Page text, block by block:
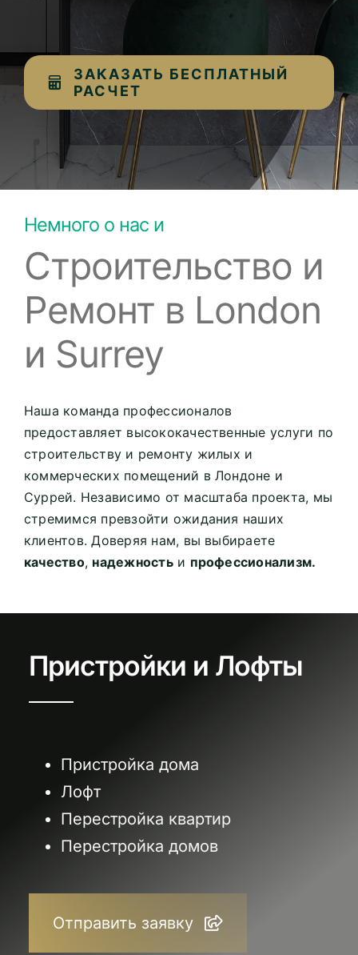
ЗАКАЗАТЬ БЕСПЛАТНЫЙ
РАСЧЕТ
Немного о нас и
Строительство и
Ремонт в London
и Surrey
Наша команда профессионалов
предоставляет высококачественные услуги по
строительству и ремонту жилых и
коммерческих помещений в Лондоне и
Суррей. Независимо от масштаба проекта, мы
стремимся превзойти ожидания наших
клиентов. Доверяя нам, вы выбираете
качество, надежностьи профессионализм.
Пристройки и Лофты
Пристройка дома
Лофт
Перестройка квартир
Перестройка домов
Отправить заявку